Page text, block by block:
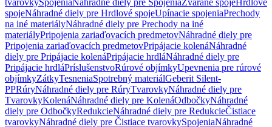
tvarovkySpojeniaNáhradné diely pre SpojeniaZvárané spojeHrdlové
spojeNáhradné diely pre Hrdlové spojeUpínacie spojeniaPrechody
na iné materiályNáhradné diely pre Prechody na iné
materiályPripojenia zariaďovacích predmetovNáhradné diely pre
Pripojenia zariaďovacích predmetovPripájacie kolenáNáhradné
diely pre Pripájacie kolenáPripájacie hrdláNáhradné diely pre
Pripájacie hrdláPríslušenstvoRúrové objímkyUpevnenia pre rúrové
objímkyZátkyTesneniaSpotrebný materiálGeberit Silent-
PPRúryNáhradné diely pre RúryTvarovkyNáhradné diely pre
TvarovkyKolenáNáhradné diely pre KolenáOdbočkyNáhradné
diely pre OdbočkyRedukcieNáhradné diely pre RedukcieČistiace
tvarovkyNáhradné diely pre Čistiace tvarovkySpojeniaNáhradné